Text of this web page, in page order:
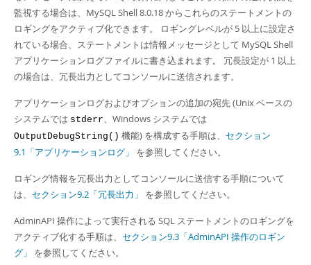
監視する場合は、MySQL Shell 8.0.18 からこれらのステートメントの
ロギングをアクティブ化できます。 ロギングレベルが 5 以上に設定さ
れている場合、ステートメントは情報メッセージとして MySQL Shell
アプリケーションログファイルに書き込まれます。 冗長設定が 1 以上
の場合は、冗長出力としてコンソールに送信されます。
アプリケーションログおよびオプションの追加の宛先 (Unix ベースの
システムでは stderr、Windows システムでは
OutputDebugString() 機能) を構成する手順は、 セクション
9.1「アプリケーションログ」
を参照してください。
ロギング情報を冗長出力としてコンソールに送信する手順について
は、 セクション9.2「冗長出力」 を参照してください。
AdminAPI 操作によって実行される SQL ステートメントのロギングを
アクティブ化する手順は、 セクション9.3「AdminAPI 操作のロギン
グ」
を参照してください。